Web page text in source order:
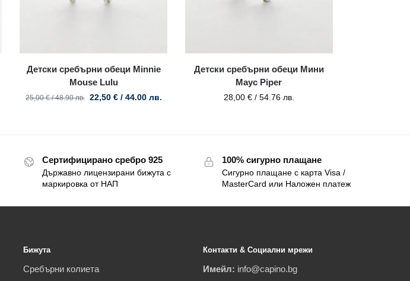
Детски сребърни обеци Minnie
Mouse Lulu
25,00€ / 48.90 лв. 22,50 € / 44.00 лв.
Детски сребърни обеци Мини
Маус Piper
28,00 € / 54.76 лв.
Сертифицирано сребро 925
Държавно лицензирани бижута с
маркировка от НАП
100% сигурно плащане
Сигурно плащане с карта Visa /
MasterCard или Наложен платеж
Бижута
Сребърни колиета
Контакти & Социални мрежи
Имейл: info@capino.bg